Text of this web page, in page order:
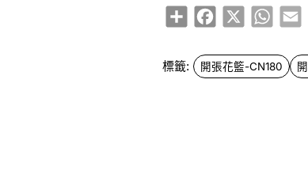
ShareFacebook
X
標籤: 開張花籃-CN180